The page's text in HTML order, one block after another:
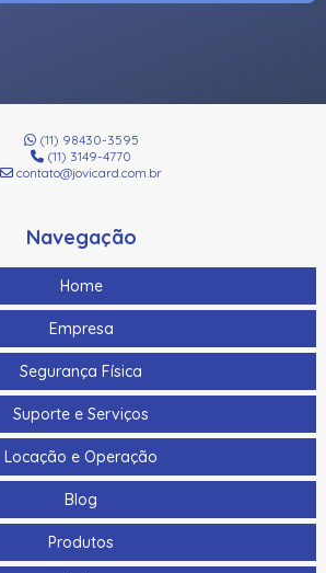
(11) 98430-3595
(11) 3149-4770
contato@jovicard.com.br
Navegação
Home
Empresa
Segurança Física
Suporte e Serviços
Locação e Operação
Blog
Produtos